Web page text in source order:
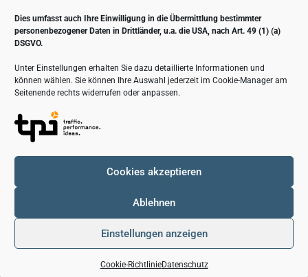
Dies umfasst auch Ihre Einwilligung in die Übermittlung bestimmter
personenbezogener Daten in Drittländer, u.a. die USA, nach Art. 49 (1) (a)
DSGVO.
Unter Einstellungen erhalten Sie dazu detaillierte Informationen und
können wählen. Sie können Ihre Auswahl jederzeit im Cookie-Manager am
Seitenende rechts widerrufen oder anpassen.
Cookies akzeptieren
Ablehnen
Einstellungen anzeigen
Cookie-RichtlinieDatenschutz
info@lta-anlagentechnik.de
© 2025 LTA Anlagentechnik GmbH – Alle Rechte vorbehalten
Webdesign Berlin